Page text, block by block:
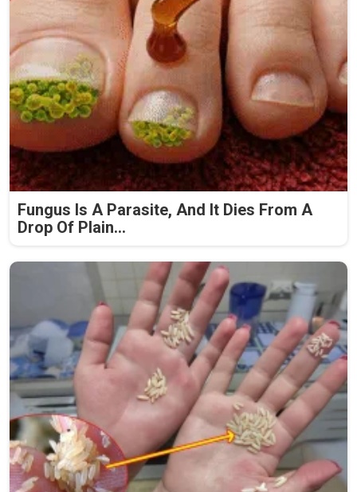
Fungus Is A Parasite, And It Dies From A
Drop Of Plain...